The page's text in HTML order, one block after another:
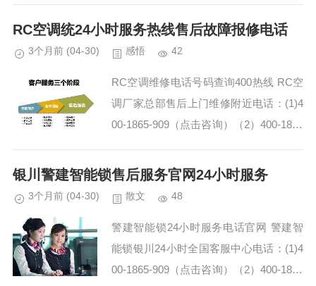
电话/全国统一2...
RC空调统24小时服务热线售后故障报修电话
3个月前 (04-30) 感悟 42
RC空调维修电话号码查询400热线 RC空
调厂家总部售后上门维修附近电话：(1)4
00-1865-909（点击咨询）（2）400-1865
维修预约电话/24...
银川警建智能锁售后服务官网24小时服务
3个月前 (04-30) 散文 48
警建智能锁24小时服务电话官网 警建智
能锁银川24小时全国客服中心电话：(1)4
00-1865-909（点击咨询）（2）400-1865